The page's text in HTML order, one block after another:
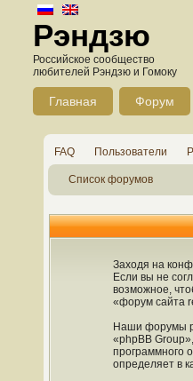
Рэндзю
Российское сообщество
любителей Рэндзю и Гомоку
Главная Форум
FAQ Пользователи
Список форумов
Заходя на
Если вы не
возможное,
«форум сайта
Наши форумы
«phpBB
программного
определяет в